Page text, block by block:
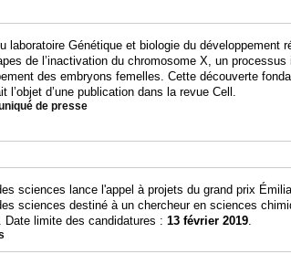
laboratoire Génétique et biologie du développement
de l’inactivation du chromosome X, un processus
des embryons femelles. Cette découverte
l’objet d’une publication dans la revue Cell.
de presse
sciences lance l'appel à projets du grand prix
sciences destiné à un chercheur en sciences
Date limite des candidatures : 13 février 2019.